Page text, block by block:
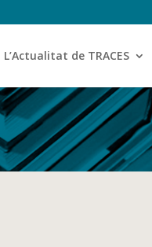
L’Actualitat de TRACES